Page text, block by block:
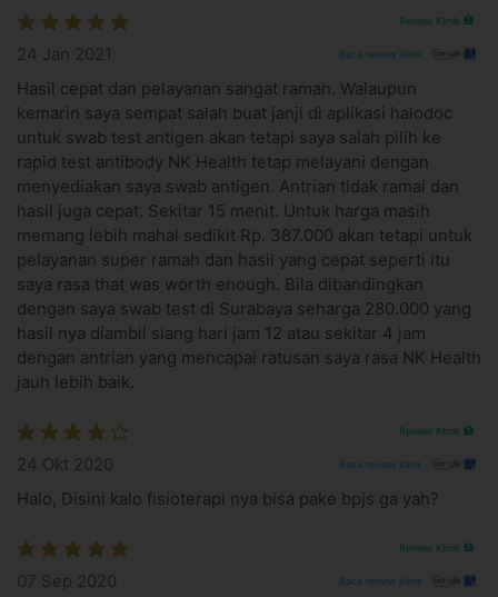
Jadwal untuk imunisasi rutin pada anak, dianjurkan pemberian
5 dosis pada usia 2, 4, 6, 18-24 bulan, dan usia 5 tahun atau
Fungsi vaksin DTP
Mencegah penyakit difteri, tetanus, dan pertusis
Bagaimana vaksin DTP dilakukan?
Diberikan secara intramuskular (lewat otot)
Informasi LokasiNK Health Clinic
NK Health Clinic - Kelapa Gading
Blok LC 7 No 42, Jl. Boulevard Bar. Raya, Klp. Gading
Bar., Kec. Klp. Gading, Jkt Utara, Daerah Khusus Ibukota
Jakarta 14240
https://maps.app.goo.gl/M5m5SJSqATUg9CSm6
Jam praktek Senin - Sabtu: 08.00 - 20.00
Klinik berjajar dengan Bank Nobu dan Metric
NK Health Clinic - Kebon Jeruk
Jl. Arjuna Utara No.89, Duri Kepa, Kec. Kb. Jeruk, Kota
Review Klinik 🏥
24 Jan 2021 Baca review klinik
Hasil cepat dan pelayanan sangat ramah. Walaupun
kemarin saya sempat salah buat janji di aplikasi halodoc
untuk swab test antigen akan tetapi saya salah pilih ke
rapid test antibody NK Health tetap melayani dengan
menyediakan saya swab antigen. Antrian tidak ramai dan
hasil juga cepat. Sekitar 15 menit. Untuk harga masih
memang lebih mahal sedikit Rp. 387.000 akan tetapi untuk
pelayanan super ramah dan hasil yang cepat seperti itu
saya rasa that was worth enough. Bila dibandingkan
dengan saya swab test di Surabaya seharga 280.000 yang
hasil nya diambil siang hari jam 12 atau sekitar 4 jam
dengan antrian yang mencapai ratusan saya rasa NK Health
jauh lebih baik.
Review Klinik 🏥
24 Okt 2020 Baca review klinik
Halo, Disini kalo fisioterapi nya bisa pake bpjs ga yah?
Review Klinik 🏥
07 Sep 2020 Baca review klinik